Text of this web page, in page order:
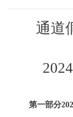
通道
第一部分